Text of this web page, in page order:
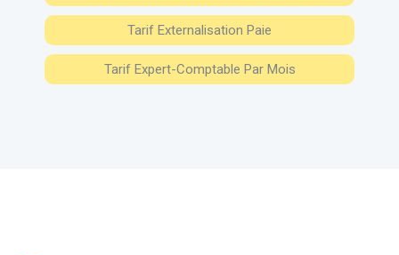
Tarif Externalisation Paie
Tarif Expert-Comptable Par Mois